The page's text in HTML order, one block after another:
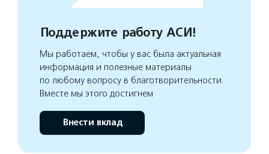
Поддержите работу АСИ!
Мы работаем, чтобы у вас была актуальная
информация и полезные материалы
по любому вопросу в благотворительности.
Вместе мы этого достигнем
Внести вклад